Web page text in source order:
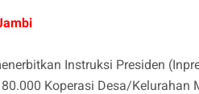
Instruksi Presiden
Koperasi Desa/Kelurahan